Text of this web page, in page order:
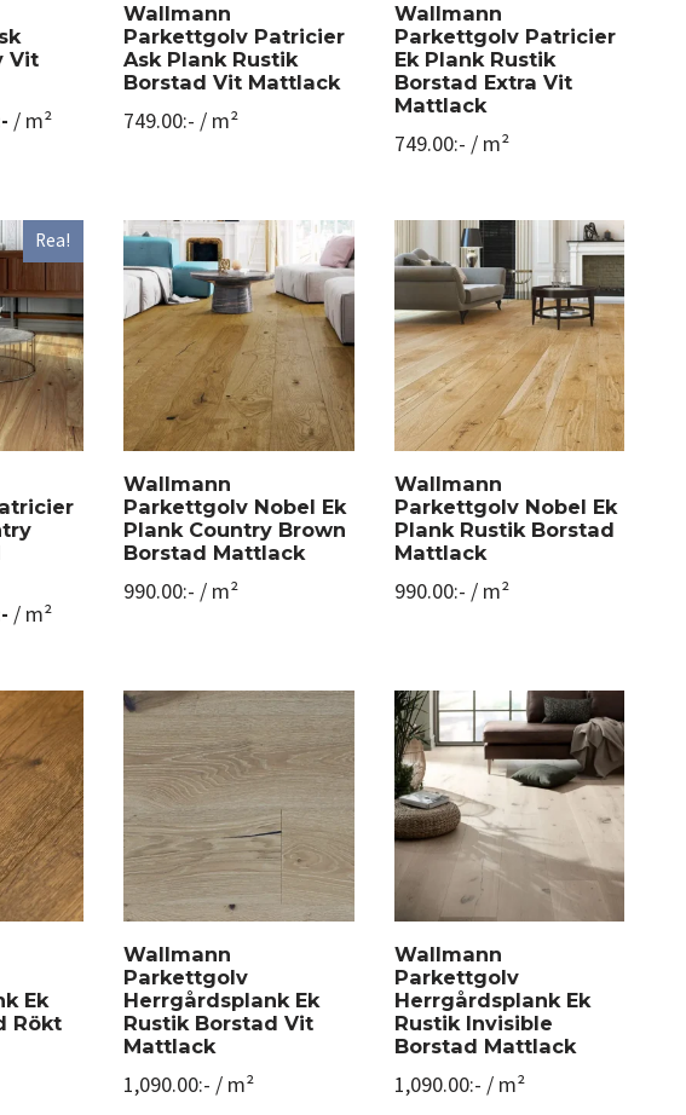
Vit
/ m²
Wallmann
Parkettgolv Patricier
Ask Plank Rustik
Borstad Vit Mattlack
749.00:- / m²
Wallmann
Parkettgolv Patricier
Ek Plank Rustik
Borstad Extra Vit
Mattlack
749.00:- / m²
Rea!
/ m²
Wallmann
Parkettgolv Nobel Ek
Plank Country Brown
Borstad Mattlack
990.00:- / m²
Wallmann
Parkettgolv Nobel Ek
Plank Rustik Borstad
Mattlack
990.00:- / m²
Ek
Rökt
Wallmann
Parkettgolv
Herrgårdsplank Ek
Rustik Borstad Vit
Mattlack
1,090.00:- / m²
Wallmann
Parkettgolv
Herrgårdsplank Ek
Rustik Invisible
Borstad Mattlack
1,090.00:- / m²